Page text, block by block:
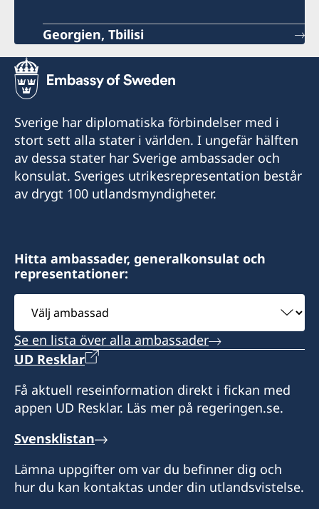
Georgien, Tbilisi
Sverige har diplomatiska förbindelser med i
stort sett alla stater i världen. I ungefär hälften
av dessa stater har Sverige ambassader och
konsulat. Sveriges utrikesrepresentation består
av drygt 100 utlandsmyndigheter.
Hitta ambassader, generalkonsulat och
representationer:
ambassad
Se en lista över alla ambassader
UD Resklar
Få aktuell reseinformation direkt i fickan med
appen UD Resklar. Läs mer på regeringen.se.
Svensklistan
Lämna uppgifter om var du befinner dig och
hur du kan kontaktas under din utlandsvistelse.